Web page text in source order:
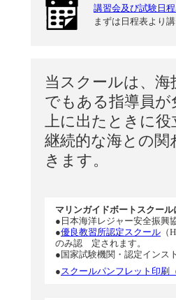
講習会及び試験日
まずは日程表より
当スクールは、海
でもある指導員
上に出たときに
継続的な海との
きます。
マリンガイドボートスクール
●日本海洋レジャー安全振興
●優良教習所認定スクール
のみ認 定されます。
●国家試験機関・認定インス
●スクールパンフレット印刷